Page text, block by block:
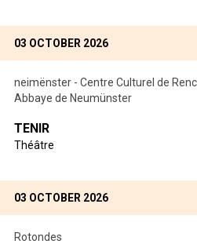
03 OCTOBER 2026
neimënster - Centre Culturel de
Abbaye de Neumünster
TENIR
Théâtre
03 OCTOBER 2026
Rotondes